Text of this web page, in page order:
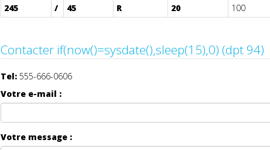
245
/ 45 R 20 100
Tel: 555-666-0606
Votre e-mail :
Votre message :